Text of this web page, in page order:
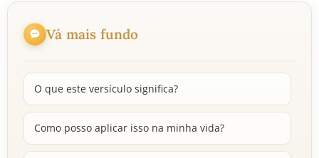
Vá mais fundo
O que este versículo significa?
Como posso aplicar isso na minha vida?